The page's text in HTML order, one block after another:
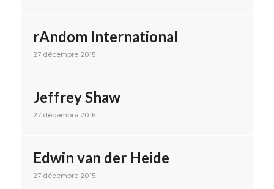
rAndom International
27 décembre 2015
Jeffrey Shaw
27 décembre 2015
Edwin van der Heide
27 décembre 2015